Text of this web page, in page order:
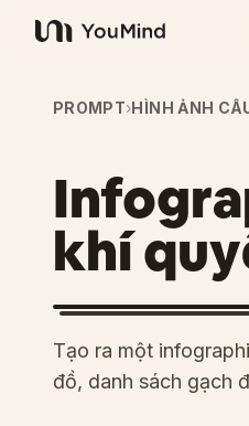
YouMind
PROMPT›HÌNH ẢNH
khí
Tạo ra một
đồ, danh sách gạch